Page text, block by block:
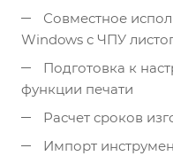
Совместное
Windows с ЧПУ
Подготовка к
функции печати
Расчет сроков
Импорт